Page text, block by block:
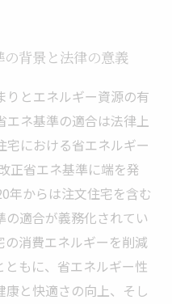
らす持続可能な未来
背景と法律の意義
りとエネルギー資源の有
エネ基準の適合は法律上
宅における省エネルギー
正省エネ基準に端を発
年からは注文住宅を含む
適合が義務化されてい
の消費エネルギーを削減
ともに、省エネルギー性
と快適さの向上、そし